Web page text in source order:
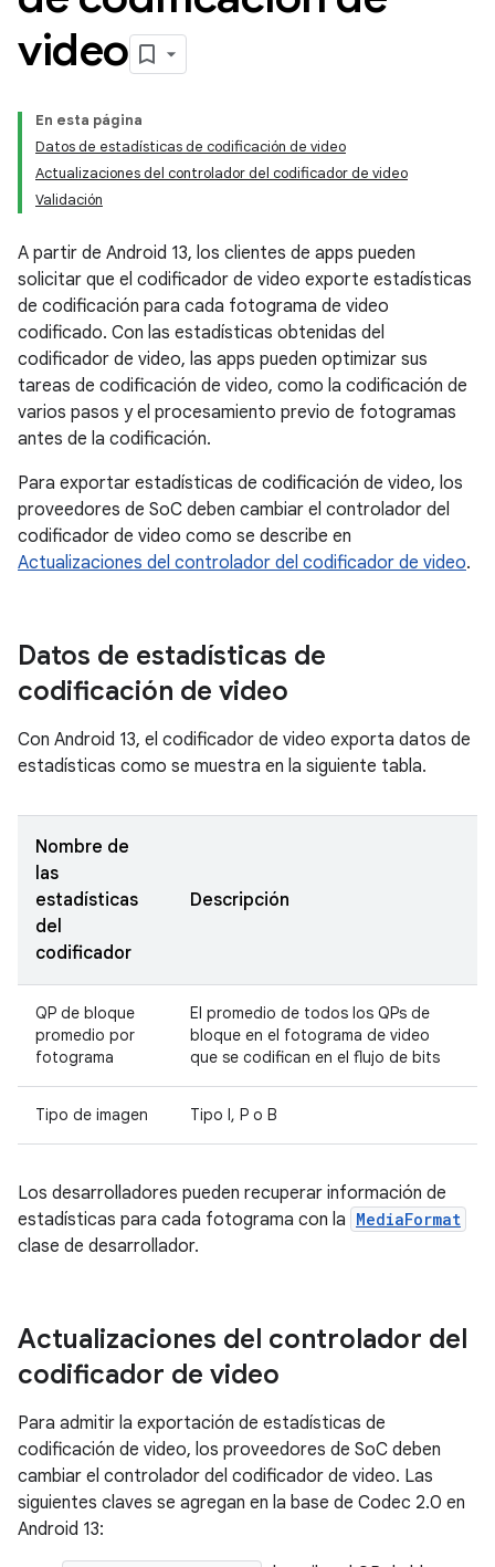
video
En esta página
Datos de estadísticas de codificación de video
Actualizaciones del controlador del codificador de video
Validación
A partir de Android 13, los clientes de apps pueden
solicitar que el codificador de video exporte estadísticas
de codificación para cada fotograma de video
codificado. Con las estadísticas obtenidas del
codificador de video, las apps pueden optimizar sus
tareas de codificación de video, como la codificación de
varios pasos y el procesamiento previo de fotogramas
antes de la codificación.
Para exportar estadísticas de codificación de video, los
proveedores de SoC deben cambiar el controlador del
codificador de video como se describe en
Actualizaciones del controlador del codificador de video.
Datos de estadísticas de
codificación de video
Con Android 13, el codificador de video exporta datos de
estadísticas como se muestra en la siguiente tabla.
Nombre de
las
estadísticas
del
codificador
Descripción
QP de bloque
promedio por
fotograma
El promedio de todos los QPs de
bloque en el fotograma de video
que se codifican en el flujo de bits
Tipo de imagen Tipo I, P o B
Los desarrolladores pueden recuperar información de
estadísticas para cada fotograma con la MediaFormat
clase de desarrollador.
Actualizaciones del controlador del
codificador de video
Para admitir la exportación de estadísticas de
codificación de video, los proveedores de SoC deben
cambiar el controlador del codificador de video. Las
siguientes claves se agregan en la base de Codec 2.0 en
Android 13: